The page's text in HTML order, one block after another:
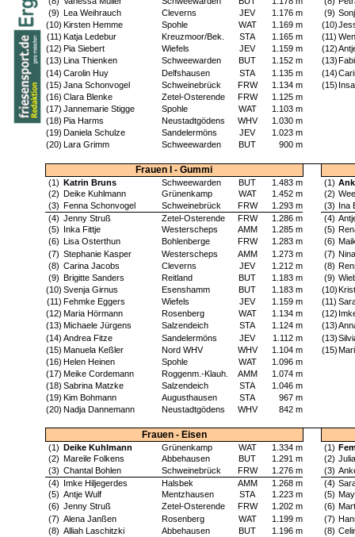
(9) Lea Weihrauch Cleverns JEV 1.176 m (9)
(10) Kirsten Hemme Spohle WAT 1.169 m (10)
(11) Katja Ledebur Kreuzmoor/Bek. STA 1.165 m (11)
(12) Pia Siebert Wiefels JEV 1.159 m (12)
(13) Lina Thienken Schweewarden BUT 1.152 m (13)
(14) Carolin Huy Delfshausen STA 1.135 m (14)
(15) Jana Schonvogel Schweinebrück FRW 1.134 m (15)
(16) Clara Blenke Zetel-Osterende FRW
1.125 m
(17) Jannemarie Stigge Spohle WAT
1.103 m
(18) Pia Harms Neustadtgödens WHV
1.030 m
(19) Daniela Schulze Sandelermöns JEV
1.023 m
(20) Lara Grimm Schweewarden BUT 900 m
Frauen I - Gummi
(1) Katrin Bruns Schweewarden BUT 1.483 m (1)
(2) Deike Kuhlmann Grünenkamp WAT 1.452 m (2)
(3) Fenna Schonvogel Schweinebrück FRW 1.293 m (3) Ina
(4) Jenny Struß Zetel-Osterende FRW 1.286 m (4)
(5) Inka Fittje Westerscheps AMM 1.285 m (5)
(6) Lisa Osterthun Bohlenberge FRW 1.283 m (6)
(7) Stephanie Kasper Westerscheps AMM 1.273 m (7)
(8) Carina Jacobs Cleverns JEV 1.212 m (8)
(9) Brigitte Sanders Reitland BUT 1.183 m (9)
(10) Svenja Girnus Esenshamm BUT 1.183 m (10)
(11) Fehmke Eggers Wiefels JEV 1.159 m (11)
(12) Maria Hörmann Rosenberg WAT 1.134 m (12)
(13) Michaele Jürgens Salzendeich STA 1.124 m (13)
(14) Andrea Fitze Sandelermöns JEV 1.112 m (13)
(15) Manuela Keßler Nord WHV WHV 1.104 m (15)
(16) Helen Heinen Spohle WAT
1.096 m
(17) Meike Cordemann Roggenm.-Klauh. AMM
1.074 m
(18) Sabrina Matzke Salzendeich STA
1.046 m
(19) Kim Bohmann Augusthausen STA
967 m
(20) Nadja Dannemann Neustadtgödens WHV 842 m
Frauen - Eisen
(1) Deike Kuhlmann Grünenkamp WAT 1.334 m (1)
(2) Mareile Folkens Abbehausen BUT 1.291 m (2)
(3) Chantal Bohlen Schweinebrück FRW 1.276 m (3)
(4) Imke Hiljegerdes Halsbek AMM 1.268 m (4)
(5) Antje Wulf Mentzhausen STA 1.223 m (5)
(6) Jenny Struß Zetel-Osterende FRW 1.202 m (6)
(7) Alena Janßen Rosenberg WAT 1.199 m (7)
(8) Alliah Laschitzki Abbehausen BUT 1.196 m (8)